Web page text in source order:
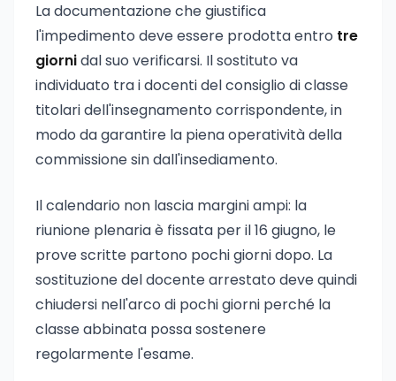
La documentazione che giustifica
l'impedimento deve essere prodotta entro tre
giornidal suo verificarsi. Il sostituto va
individuato tra i docenti del consiglio di classe
titolari dell'insegnamento corrispondente, in
modo da garantire la piena operatività della
commissione sin dall'insediamento.
Il calendario non lascia margini ampi: la
riunione plenaria è fissata per il 16 giugno, le
prove scritte partono pochi giorni dopo. La
sostituzione del docente arrestato deve quindi
chiudersi nell'arco di pochi giorni perché la
classe abbinata possa sostenere
regolarmente l'esame.